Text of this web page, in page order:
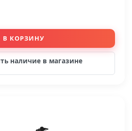
В КОРЗИНУ
наличие в магазине